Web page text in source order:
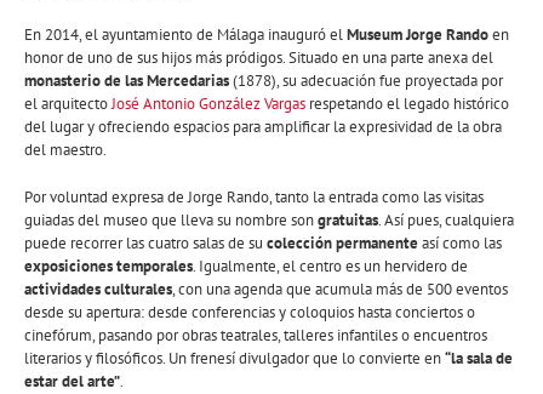
En 2014, el ayuntamiento de Málaga inauguró elMuseum Jorge Randoen
honor de uno de sus hijos más pródigos. Situado en una parte anexa del
monasterio de las Mercedarias(1878), su adecuación fue proyectada por
el arquitectoJosé Antonio González Vargas respetando el legado histórico
del lugar y ofreciendo espacios para amplificar la expresividad de la obra
del maestro.
Por voluntad expresa de Jorge Rando, tanto la entrada como las visitas
guiadas del museo que lleva su nombre songratuitas. Así pues, cualquiera
puede recorrer las cuatro salas de su colección permanenteasí como las
exposiciones temporales. Igualmente, el centro es un hervidero de
actividades culturales, con una agenda que acumula más de 500 eventos
desde su apertura: desde conferencias y coloquios hasta conciertos o
cinefórum, pasando por obras teatrales, talleres infantiles o encuentros
literarios y filosóficos. Un frenesí divulgador que lo convierte en“la sala de
estar del arte”.